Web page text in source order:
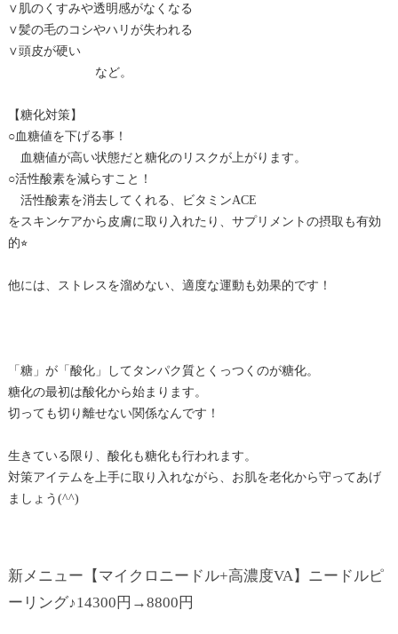
∨肌のくすみや透明感がなくなる
∨髪の毛のコシやハリが失われる
∨頭皮が硬い
など。
【糖化対策】
○血糖値を下げる事！
血糖値が高い状態だと糖化のリスクが上がります。
○活性酸素を減らすこと！
活性酸素を消去してくれる、ビタミンACE
をスキンケアから皮膚に取り入れたり、サプリメントの摂取も有効
的⭐︎
他には、ストレスを溜めない、適度な運動も効果的です！
「糖」が「酸化」してタンパク質とくっつくのが糖化。
糖化の最初は酸化から始まります。
切っても切り離せない関係なんです！
生きている限り、酸化も糖化も行われます。
対策アイテムを上手に取り入れながら、お肌を老化から守ってあげ
ましょう(^^)
新メニュー【マイクロニードル+高濃度VA】ニードルピ
ーリング♪14300円→8800円